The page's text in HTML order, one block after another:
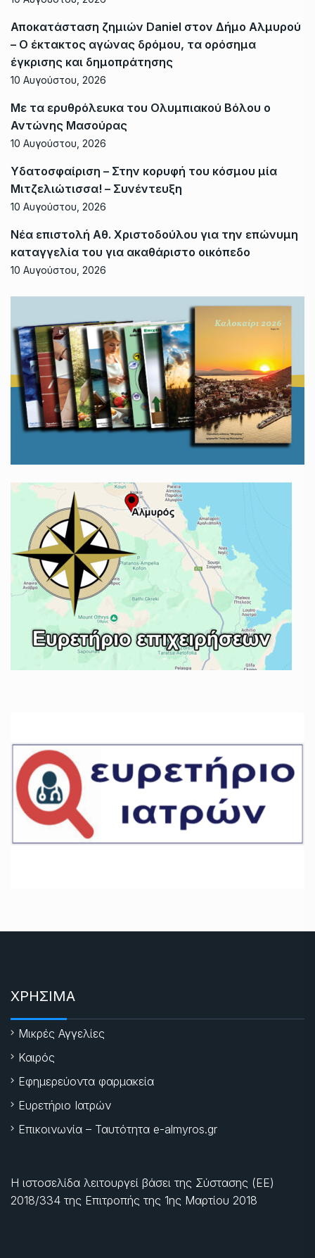
Αποκατάσταση ζημιών Daniel στον Δήμο Αλμυρού
– Ο έκτακτος αγώνας δρόμου, τα ορόσημα
έγκρισης και δημοπράτησης
10 Αυγούστου, 2026
Με τα ερυθρόλευκα του Ολυμπιακού Βόλου ο
Αντώνης Μασούρας
10 Αυγούστου, 2026
Υδατοσφαίριση – Στην κορυφή του κόσμου μία
Μιτζελιώτισσα! – Συνέντευξη
10 Αυγούστου, 2026
Νέα επιστολή Αθ. Χριστοδούλου για την επώνυμη
καταγγελία του για ακαθάριστο οικόπεδο
10 Αυγούστου, 2026
ΧΡΗΣΙΜΑ
Μικρές Αγγελίες
Καιρός
Εφημερεύοντα φαρμακεία
Ευρετήριο Ιατρών
Επικοινωνία – Ταυτότητα e-almyros.gr
Η ιστοσελίδα λειτουργεί βάσει της Σύστασης (ΕΕ)
2018/334 της Επιτροπής της 1ης Μαρτίου 2018